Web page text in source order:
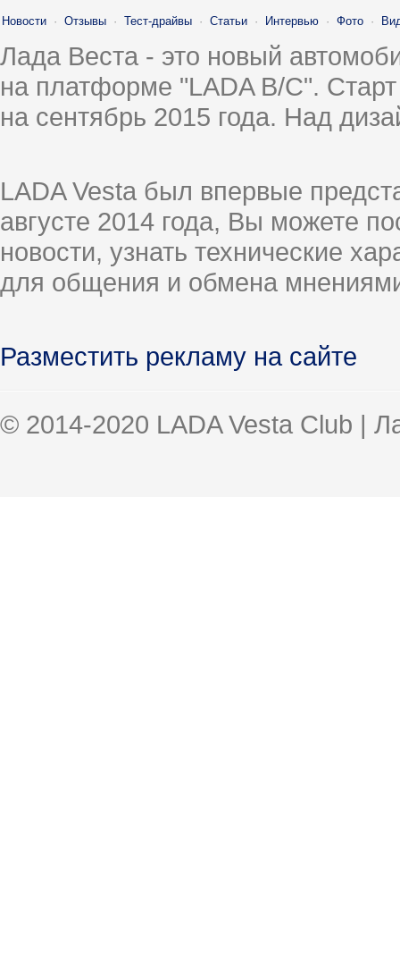
Новости · Отзывы · Тест-драйвы · Статьи · Интервью · Фото ·
Лада Веста - это новый
на платформе "LADA B/C".
на сентябрь 2015 года. Над
LADA Vesta был впервые
августе 2014 года, Вы можете
новости, узнать технические
для общения и обмена
Разместить рекламу на сайте
© 2014-2020 LADA Vesta Club |